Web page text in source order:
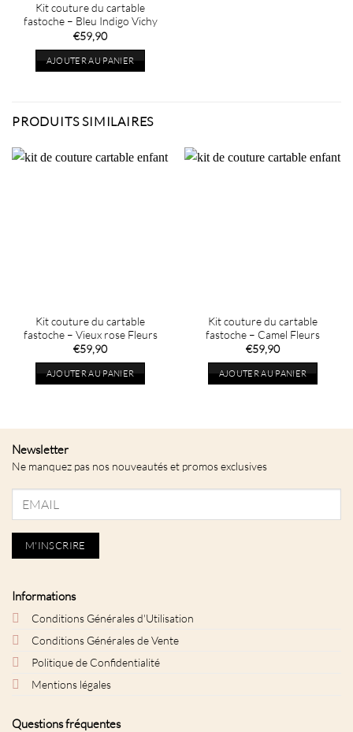
Kit couture du cartable
fastoche – Bleu Indigo Vichy
€59,90
AJOUTER AU PANIER
PRODUITS SIMILAIRES
Kit couture du cartable
fastoche – Vieux rose Fleurs
€59,90
AJOUTER AU PANIER
Kit couture du cartable
fastoche – Camel Fleurs
€59,90
AJOUTER AU PANIER
Newsletter
Ne manquez pas nos nouveautés et promos exclusives
Informations
Conditions Générales d'Utilisation
Conditions Générales de Vente
Politique de Confidentialité
Mentions légales
Questions fréquentes